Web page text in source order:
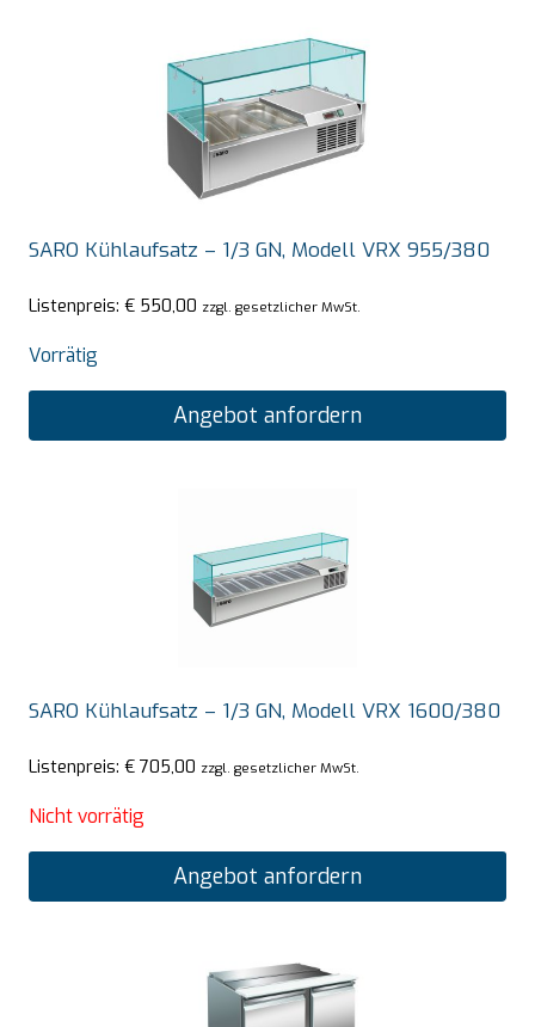
SARO Kühlaufsatz – 1/3 GN, Modell VRX 955/380
Listenpreis: € 550,00 zzgl. gesetzlicher MwSt.
Vorrätig
Angebot anfordern
SARO Kühlaufsatz – 1/3 GN, Modell VRX 1600/380
Listenpreis: € 705,00 zzgl. gesetzlicher MwSt.
Nicht vorrätig
Angebot anfordern